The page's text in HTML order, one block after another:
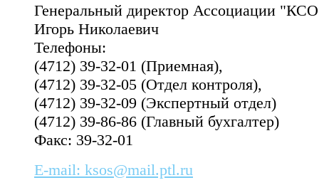
Генеральный директор Ассоциации
Игорь Николаевич
Телефоны:
(4712) 39-32-01 (Приемная),
(4712) 39-32-05 (Отдел контроля),
(4712) 39-32-09 (Экспертный отдел)
(4712) 39-86-86 (Главный бухгалтер)
Факс: 39-32-01
E-mail: ksos@mail.ptl.ru